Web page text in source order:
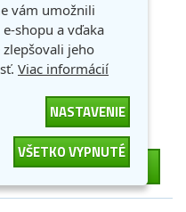
atrament,
+ DO KOŠÍKA
vám umožnili
shopu a vďaka
jeho
Viac informácií
NASTAVENIE
VŠETKO VYPNUTÉ